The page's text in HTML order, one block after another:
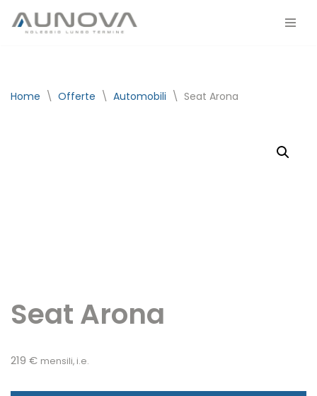
Vai
Home \ Offerte \ Automobili \ Seat Arona
Seat Arona
219 € mensili, i.e.